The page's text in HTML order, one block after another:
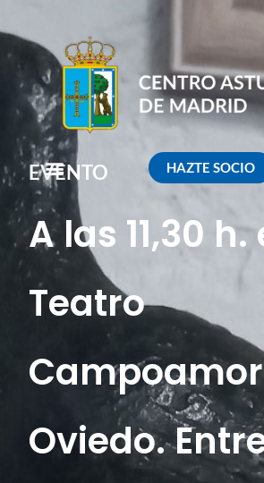
HAZTE SOCIO
EVENTO
A las 11,30 h.
Teatro
Oviedo.